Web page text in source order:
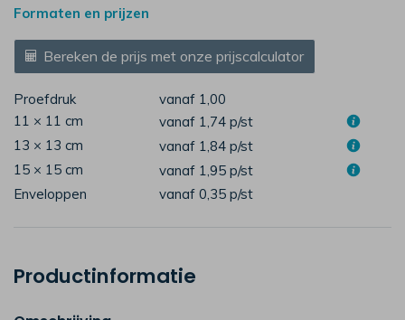
Formaten en prijzen
Bereken de prijs met onze prijscalculator
Proefdruk
vanaf 1,00
11 × 11 cm
vanaf 1,74 p/st
13 × 13 cm
vanaf 1,84 p/st
15 × 15 cm
vanaf 1,95 p/st
Enveloppen
vanaf 0,35 p/st
Productinformatie